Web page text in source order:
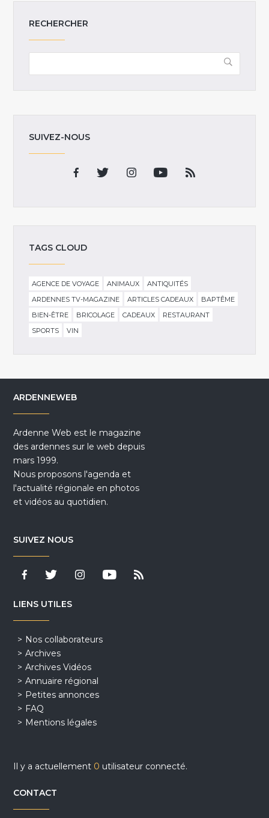
RECHERCHER
SUIVEZ-NOUS
TAGS CLOUD
AGENCE DE VOYAGE ANIMAUX
ANTIQUITÉS
ARDENNES TV-MAGAZINE
ARTICLES CADEAUX
BAPTÊME
BIEN-ÊTRE
BRICOLAGE CADEAUX
RESTAURANT
SPORTS
VIN
ARDENNEWEB
Ardenne Web est le magazine
des ardennes sur le web depuis
mars 1999.
Nous proposons l'agenda et
l'actualité régionale en photos
et vidéos au quotidien.
SUIVEZ NOUS
LIENS UTILES
Nos collaborateurs
Archives
Archives Vidéos
Annuaire régional
Petites annonces
FAQ
Mentions légales
Il y a actuellement 0 utilisateur connecté.
CONTACT